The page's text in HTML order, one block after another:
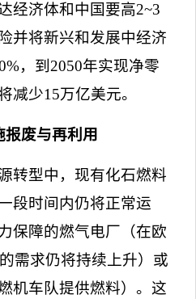
经济体和中国要高2~3
并将新兴和发展中经济
，到 2050年实现净零
减少15万亿美元。
废与再利用
转型中，现有化石燃料
段时间内仍将正常运
保障的燃气电厂（在欧
需求仍将持续上升）或
机车队提供燃料）。这